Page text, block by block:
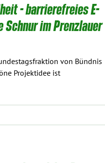
- barrierefreies E-
Schnur im Prenzlauer
von Bündnis
Projektidee ist